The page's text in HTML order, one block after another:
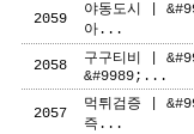
2059
야동도시 |
아...
2058
구구티비 |
&#9989;...
2057
먹튀검증 |
즉...